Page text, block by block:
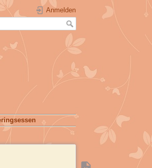
Anmelden